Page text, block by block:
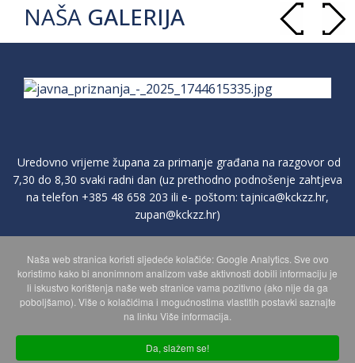
NAŠA GALERIJA
Uredovno vrijeme župana za primanje građana na razgovor od
7,30 do 8,30 svaki radni dan (uz prethodno podnošenje zahtjeva
na telefon +385 48 658 203 ili e- poštom:tajnica@kckzz.hr,
zupan@kckzz.hr)
POLITIKA ZAŠTITE PRIVATNOSTI OSOBNIH PODATAKA
MAPA WEBA
Naša web stranica koristi sljedeće kolačiće: Google Analytics. Sve ovo
koristimo kako bi anonimnom analizom vaše aktivnosti dobili informaciju je
li iskustvo korištenja naše web stranice vama pozitivno (ako nije da ga
poboljšamo). Više o kolačićima i mogućnostima vlastitih postavki saznajte
na linku Više informacija.
Da, slažem se!